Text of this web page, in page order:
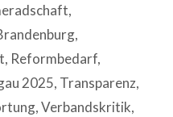
,
,
, Reformbedarf,
2025, Transparenz,
,Verbandskritik,